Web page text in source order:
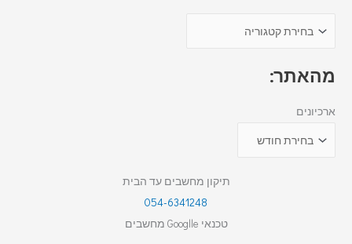
מהאתר:
ארכיונים
תיקון מחשבים עד הבית
054-6341248
טכנאי Googlle מחשבים